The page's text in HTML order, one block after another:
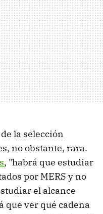
la selección
no obstante, rara.
, "habrá que estudiar
por MERS y no
el alcance
que ver qué cadena